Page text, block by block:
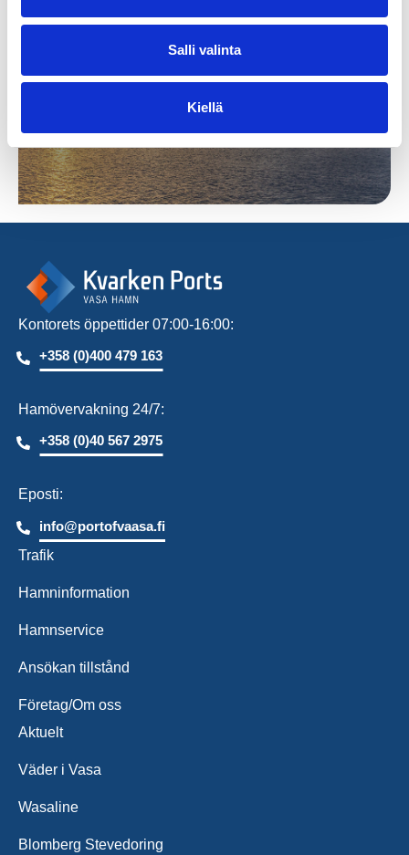
Salli valinta
Kiellä
Kontorets öppettider 07:00-16:00:
+358 (0)400 479 163
Hamövervakning 24/7:
+358 (0)40 567 2975
Eposti:
info@portofvaasa.fi
Trafik
Hamninformation
Hamnservice
Ansökan tillstånd
Företag/Om oss
Aktuelt
Väder i Vasa
Wasaline
Blomberg Stevedoring